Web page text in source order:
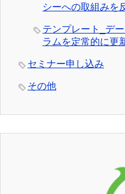
シーへの取組みを
テンプレート_デ
ラムを定常的に更
セミナー申し込み
その他